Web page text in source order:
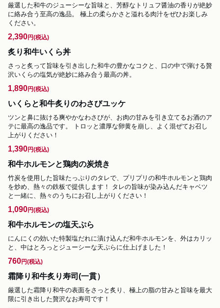
厳選した和牛のジューシーな旨味と、芳醇なトリュフ醤油の香りが絶妙
に絡み合う至高の逸品。 極上の柔らかさと溢れる肉汁をぜひお楽しみ
ください。
2,390円(税込)
炙り和牛いくら丼
さっと炙って旨味を引き出した和牛の豊かなコクと、口の中で弾ける贅
沢いくらの塩気が絶妙に絡み合う最高の丼。
1,890円(税込)
いくらと和牛炙りのわさびユッケ
ツンと鼻に抜ける爽やかなわさびが、お肉の甘みを引き立てるお酒のア
テに最高の逸品です。 トロッと濃厚な卵黄を崩し、よく混ぜてお召し
上がりください！
1,390円(税込)
和牛ホルモンと鶏肉の炭焼き
竹炭を使用した旨味たっぷりのタレで、プリプリの和牛ホルモンと鶏肉
を炒め、熱々の鉄板で提供します！ タレの旨味が染み込んだキャベツ
と一緒に、熱々のうちにお召し上がりください！
1,090円(税込)
和牛ホルモンの塩天ぷら
にんにくの効いた特製塩だれに漬け込んだ和牛ホルモンを、外はカリッ
と、中はとろっとジューシーな天ぷらに仕上げました！
760円(税込)
霜降り和牛炙り寿司(一貫）
厳選した霜降り和牛の表面をさっと炙り、極上の脂の甘みと旨味を最大
限に引き出した贅沢なお寿司です！